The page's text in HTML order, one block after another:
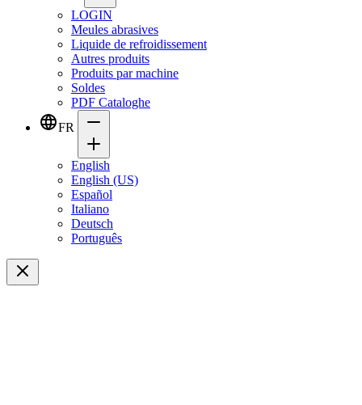
LOGIN
Meules abrasives
Liquide de refroidissement
Autres produits
Produits par machine
Soldes
PDF Cataloghe
FR
English
English (US)
Español
Italiano
Deutsch
Português